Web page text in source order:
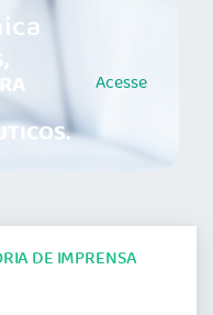
Acesse
DE IMPRENSA